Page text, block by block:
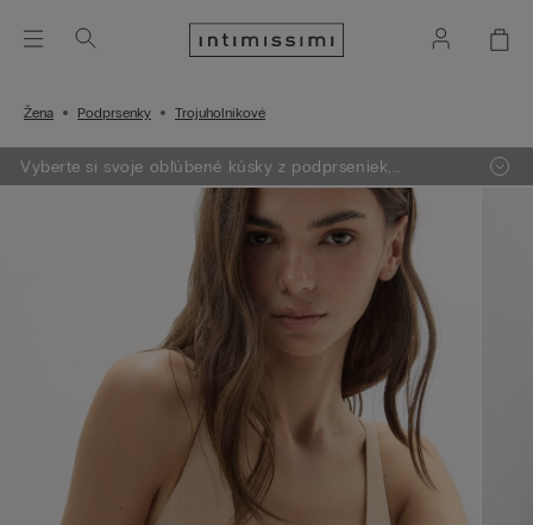
Žena Podprsenky Trojuholníkové
Vyberte si svoje obľúbené kúsky z podprseniek,
oblečenia, pyžám a lingerie. Vložte do košíka 4 produkty